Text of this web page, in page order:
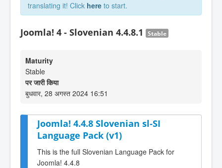
translating it! Click here to start.
Joomla! 4 - Slovenian 4.4.8.1 Stable
Maturity
Stable
पर जारी किया
बुधवार, 28 अगस्त 2024 16:51
Joomla! 4.4.8 Slovenian sl-SI
Language Pack (v1)
This is the full Slovenian Language Pack for
Joomla! 4.4.8